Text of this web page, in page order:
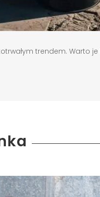
trendem. Warto je